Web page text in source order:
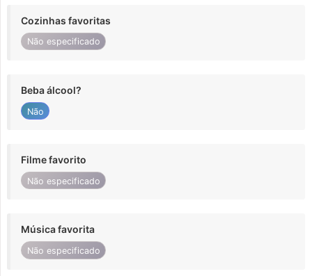
Cozinhas favoritas
Não especificado
Beba álcool?
Não
Filme favorito
Não especificado
Música favorita
Não especificado